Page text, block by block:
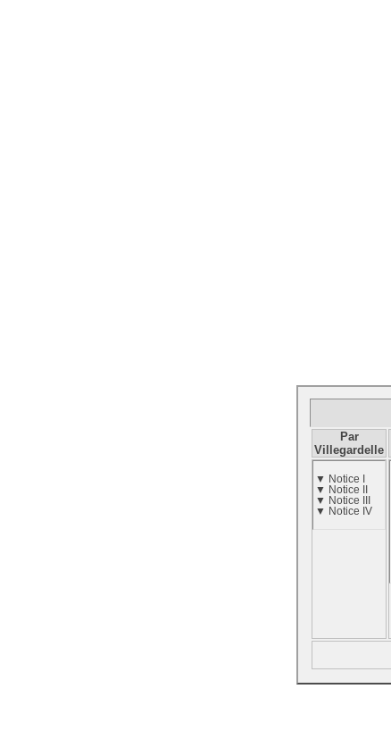
Par
Villegardelle
▼ Notice I
▼ Notice II
▼ Notice III
▼ Notice IV